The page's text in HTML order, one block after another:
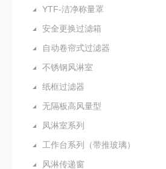
YTF-洁净称量罩
安全更换过滤箱
自动卷帘式过滤器
不锈钢风淋室
纸框过滤器
无隔板高风量型
凤淋室系列
工作台系列（带推玻璃）
风淋传递窗